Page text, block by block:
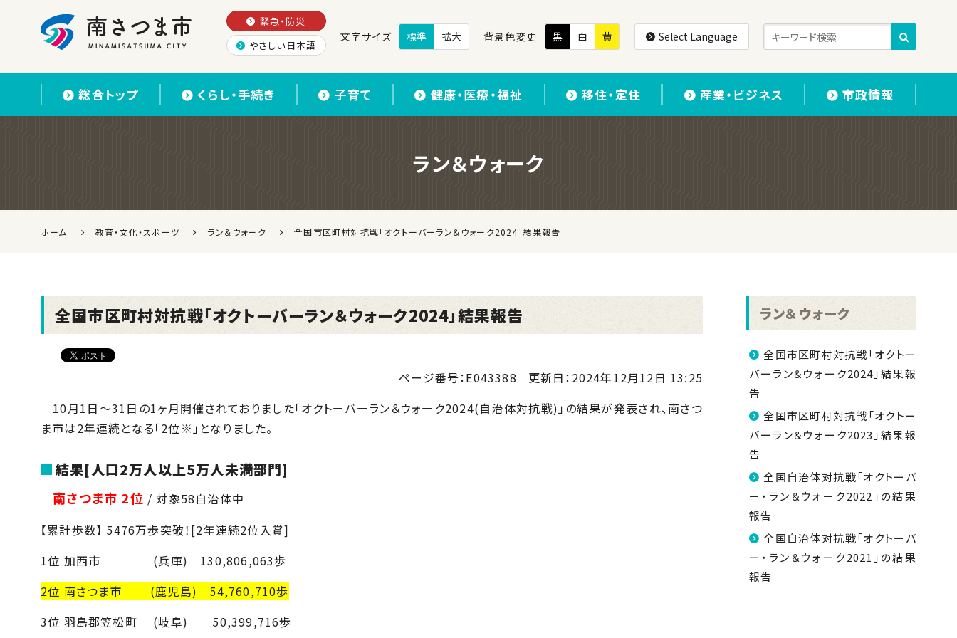
緊急・防災
やさしい日本語
文字サイズ 標準 拡大 背景色変更 黒 白 黄 Select Language
総合トップ くらし・手続き 子育て 健康・医療・福祉 移住・定住 産業・ビジネス 市政情報
ラン＆ウォーク
ホーム 教育・文化・スポーツ ラン＆ウォーク 全国市区町村対抗戦「オクトーバーラン＆ウォーク2024」結果報告
全国市区町村対抗戦「オクトーバーラン＆ウォーク2024」結果報告
ページ番号：E043388 更新日： 2024年12月12日 13:25
10月1日～31 日の1ヶ月開催されておりました「オクトーバーラン＆ウォーク2024(自治体対抗戦)」の結果が発表され、南さつ
ま市は2年連続となる「2位※」となりました。
結果[人口2万人以上5万人未満部門]
南さつま市 2位 / 対象58自治体中
【累計歩数】 5476万歩突破！[2年連続2位入賞]
1位 加西市 (兵庫) 130,806,063歩
2位 南さつま市 (鹿児島) 54,760,710歩
3位 羽島郡笠松町 (岐阜) 50,399,716歩
ラン＆ウォーク
全国市区町村対抗戦「オクトー
バーラン＆ウォーク2024」結果報
告
全国市区町村対抗戦「オクトー
バーラン＆ウォーク2023」結果報
告
全国自治体対抗戦「オクトーバ
ー・ラン＆ウォーク2022」の結果
報告
全国自治体対抗戦「オクトーバ
ー・ラン＆ウォーク2021」の結果
報告